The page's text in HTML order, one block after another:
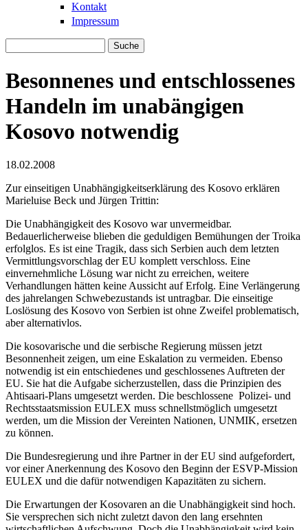
Kontakt
Impressum
Besonnenes und entschlossenes
Handeln im unabängigen
Kosovo notwendig
18.02.2008
Zur einseitigen Unabhängigkeitserklärung des Kosovo erklären
Marieluise Beck und Jürgen Trittin:
Die Unabhängigkeit des Kosovo war unvermeidbar.
Bedauerlicherweise blieben die geduldigen Bemühungen der Troika
erfolglos. Es ist eine Tragik, dass sich Serbien auch dem letzten
Vermittlungsvorschlag der EU komplett verschloss. Eine
einvernehmliche Lösung war nicht zu erreichen, weitere
Verhandlungen hätten keine Aussicht auf Erfolg. Eine Verlängerung
des jahrelangen Schwebezustands ist untragbar. Die einseitige
Loslösung des Kosovo von Serbien ist ohne Zweifel problematisch,
aber alternativlos.
Die kosovarische und die serbische Regierung müssen jetzt
Besonnenheit zeigen, um eine Eskalation zu vermeiden. Ebenso
notwendig ist ein entschiedenes und geschlossenes Auftreten der
EU. Sie hat die Aufgabe sicherzustellen, dass die Prinzipien des
Ahtisaari-Plans umgesetzt werden. Die beschlossene Polizei- und
Rechtsstaatsmission EULEX muss schnellstmöglich umgesetzt
werden, um die Mission der Vereinten Nationen, UNMIK, ersetzen
zu können.
Die Bundesregierung und ihre Partner in der EU sind aufgefordert,
vor einer Anerkennung des Kosovo den Beginn der ESVP-Mission
EULEX und die dafür notwendigen Kapazitäten zu sichern.
Die Erwartungen der Kosovaren an die Unabhängigkeit sind hoch.
Sie versprechen sich nicht zuletzt davon den lang ersehnten